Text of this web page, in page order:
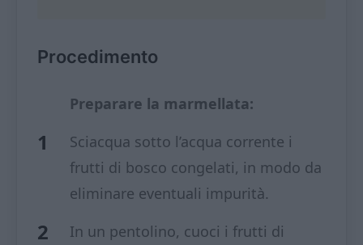
Procedimento
Preparare la marmellata:
Sciacqua sotto l’acqua corrente i
frutti di bosco congelati, in modo da
eliminare eventuali impurità.
In un pentolino, cuoci i frutti di